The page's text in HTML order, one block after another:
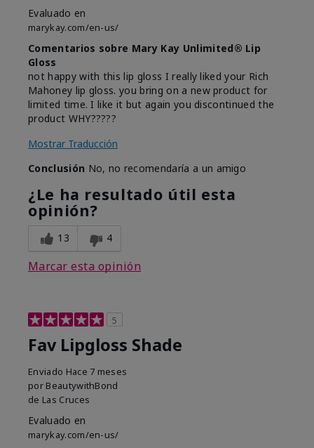
Evaluado en
marykay.com/en-us/
Comentarios sobre Mary Kay Unlimited® Lip
Gloss
not happy with this lip gloss I really liked your Rich
Mahoney lip gloss. you bring on a new product for
limited time. I like it but again you discontinued the
product WHY?????
Mostrar Traducción
Conclusión No, no recomendaría a un amigo
¿Le ha resultado útil esta
opinión?
13 4
Marcar esta opinión
5
Fav Lipgloss Shade
Enviado Hace 7 meses
por BeautywithBond
de Las Cruces
Evaluado en
marykay.com/en-us/